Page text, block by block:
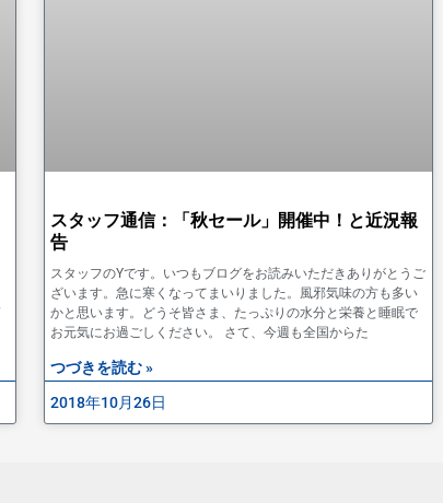
スタッフ通信：「秋セール」開催中！と近況報
告
スタッフのYです。いつもブログをお読みいただきありがとうご
ざいます。急に寒くなってまいりました。風邪気味の方も多い
かと思います。どうそ皆さま、たっぷりの水分と栄養と睡眠で
お元気にお過ごしください。 さて、今週も全国からた
つづきを読む »
2018年10月26日